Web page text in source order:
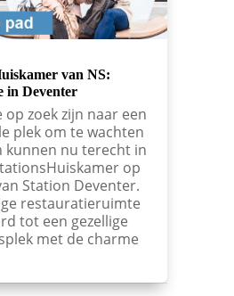
van NS:
in Deventer
op zoek zijn naar een
plek om te wachten
kunnen nu terecht in
op
Station Deventer.
restauratieruimte
tot een gezellige
met de charme